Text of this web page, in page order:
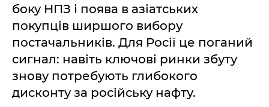
боку НПЗ і поява в азіатських
покупців ширшого вибору
постачальників. Для Росії це поганий
сигнал: навіть ключові ринки збуту
знову потребують глибокого
дисконту за російську нафту.